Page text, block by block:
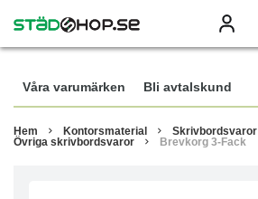
Våra varumärken Bli avtalskund
Hem Kontorsmaterial
Skrivbordsvaror
Övriga skrivbordsvaror
Brevkorg 3-Fack